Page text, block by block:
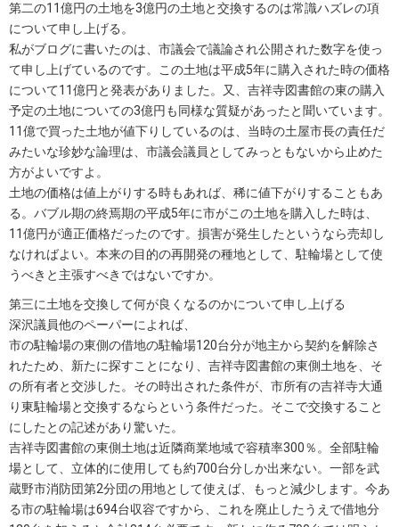
第二の11億円の土地を3億円の土地と交換するのは常識ハズレの項
について申し上げる。
私がブログに書いたのは、市議会で議論され公開された数字を使っ
て申し上げているのです。この土地は平成5年に購入された時の価格
について11億円と発表がありました。又、吉祥寺図書館の東の購入
予定の土地についての3億円も同様な質疑があったと聞いています。
11億で買った土地が値下りしているのは、当時の土屋市長の責任だ
みたいな珍妙な論理は、市議会議員としてみっともないから止めた
方がよいですよ。
土地の価格は値上がりする時もあれば、稀に値下がりすることもあ
る。バブル期の終焉期の平成5年に市がこの土地を購入した時は、
11億円が適正価格だったのです。損害が発生したというなら売却し
なければよい。本来の目的の再開発の種地として、駐輪場として使
うべきと主張すべきではないですか。
第三に土地を交換して何が良くなるのかについて申し上げる
深沢議員他のペーパーによれば、
市の駐輪場の東側の借地の駐輪場120台分が地主から契約を解除さ
れたため、新たに探すことになり、吉祥寺図書館の東側土地を、そ
の所有者と交渉した。その時出された条件が、市所有の吉祥寺大通
り東駐輪場と交換するならという条件だった。そこで交換すること
にしたとの記述があり驚いた。
吉祥寺図書館の東側土地は近隣商業地域で容積率300％。全部駐輪
場として、立体的に使用しても約700台分しか出来ない。一部を武
蔵野市消防団第2分団の用地として使えば、もっと減少します。今あ
る市の駐輪場は694台収容ですから、これを廃止したうえで借地分